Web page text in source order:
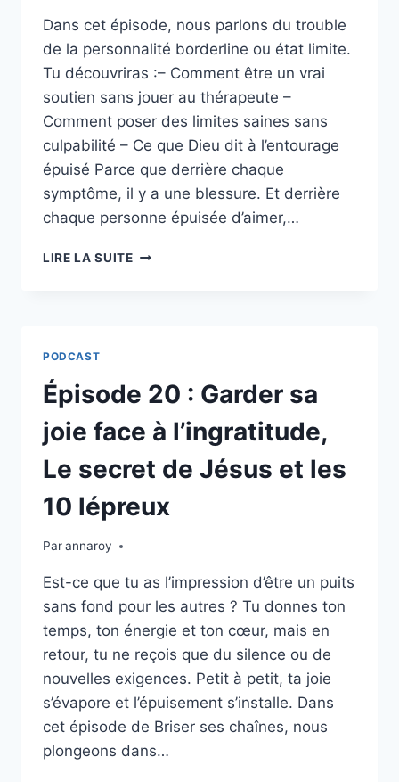
Dans cet épisode, nous parlons du trouble
de la personnalité borderline ou état limite.
Tu découvriras :– Comment être un vrai
soutien sans jouer au thérapeute –
Comment poser des limites saines sans
culpabilité – Ce que Dieu dit à l’entourage
épuisé Parce que derrière chaque
symptôme, il y a une blessure. Et derrière
chaque personne épuisée d’aimer,…
LIRE LA SUITEÉPISODE
AVEC
GRÂCE
PODCAST
Épisode 20 : Garder sa
joie face à l’ingratitude,
Le secret de Jésus et les
10 lépreux
Parannaroy
Est-ce que tu as l’impression d’être un puits
sans fond pour les autres ? Tu donnes ton
temps, ton énergie et ton cœur, mais en
retour, tu ne reçois que du silence ou de
nouvelles exigences. Petit à petit, ta joie
s’évapore et l’épuisement s’installe. Dans
cet épisode de Briser ses chaînes, nous
plongeons dans…